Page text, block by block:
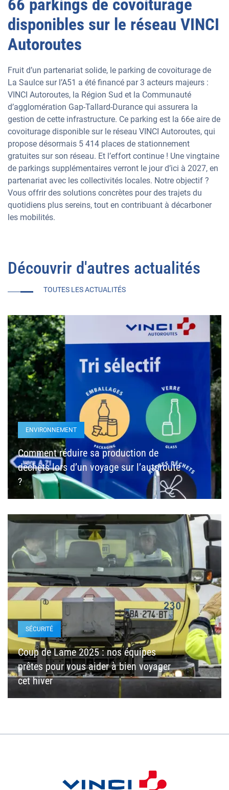
66 parkings de covoiturage
disponibles sur le réseau VINCI
Autoroutes
Fruit d’un partenariat solide, le parking de covoiturage de
La Saulce sur l’A51 a été financé par 3 acteurs majeurs :
VINCI Autoroutes, la Région Sud et la Communauté
d’agglomération Gap-Tallard-Durance qui assurera la
gestion de cette infrastructure. Ce parking est la 66e aire de
covoiturage disponible sur le réseau VINCI Autoroutes, qui
propose désormais 5 414 places de stationnement
gratuites sur son réseau. Et l’effort continue ! Une vingtaine
de parkings supplémentaires verront le jour d’ici à 2027, en
partenariat avec les collectivités locales. Notre objectif ?
Vous offrir des solutions concrètes pour des trajets du
quotidiens plus sereins, tout en contribuant à décarboner
les mobilités.
Découvrir d'autres actualités
TOUTES LES ACTUALITÉS
ENVIRONNEMENT
Comment réduire sa production de
déchets lors d’un voyage sur l’autoroute
?
SÉCURITÉ
Coup de Lame 2025 : nos équipes
prêtes pour vous aider à bien voyager
cet hiver